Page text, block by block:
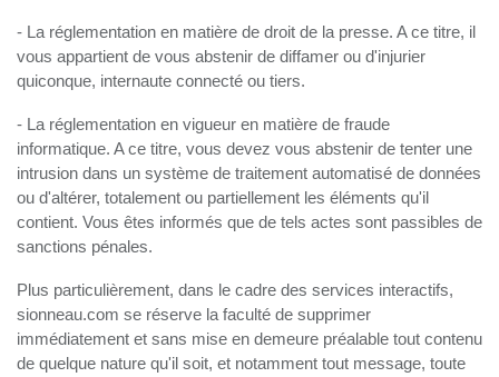
- La réglementation en matière de droit de la presse. A ce titre, il
vous appartient de vous abstenir de diffamer ou d'injurier
quiconque, internaute connecté ou tiers.
- La réglementation en vigueur en matière de fraude
informatique. A ce titre, vous devez vous abstenir de tenter une
intrusion dans un système de traitement automatisé de données
ou d'altérer, totalement ou partiellement les éléments qu'il
contient. Vous êtes informés que de tels actes sont passibles de
sanctions pénales.
Plus particulièrement, dans le cadre des services interactifs,
sionneau.com se réserve la faculté de supprimer
immédiatement et sans mise en demeure préalable tout contenu
de quelque nature qu'il soit, et notamment tout message, toute